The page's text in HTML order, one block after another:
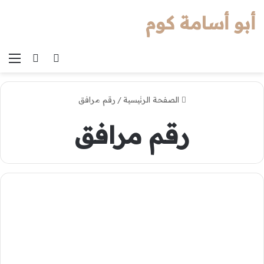
بحثالوضع
أبو أسامة كوم
الصفحة الرئيسية / رقم مرافق
رقم مرافق